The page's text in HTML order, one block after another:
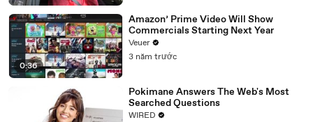
0:36
Amazon’ Prime Video Will Show
Commercials Starting Next Year
Veuer
3 năm trước
Pokimane Answers The Web's Most
Searched Questions
WIRED